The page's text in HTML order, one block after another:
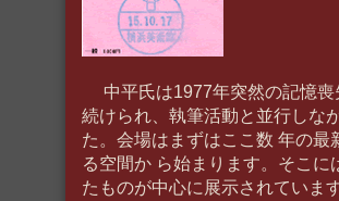
中平氏は1977年突然の記憶喪
続けられ、執筆活動と並行しな
た。会場はまずはここ数 年の
る空間か ら始まります。そこ
たものが中心に展示されていま